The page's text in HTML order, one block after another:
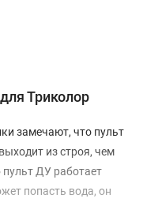
Триколор
замечают, что пульт
из строя, чем
пульт ДУ работает
попасть вода, он